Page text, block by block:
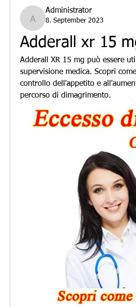
Administrator
Administrator
8. September 2023
Adderall xr 15
Adderall XR 15 mg può essere
supervisione medica. Scopri
controllo dell'appetito e
percorso di dimagrimento.